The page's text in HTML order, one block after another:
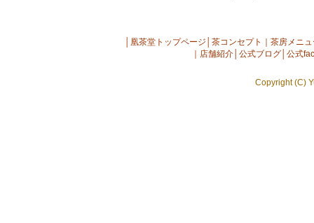
凰茶堂トップページ 茶コンセプト
茶房メニ
店舗紹介 公式ブログ 公式
Copyright (C)